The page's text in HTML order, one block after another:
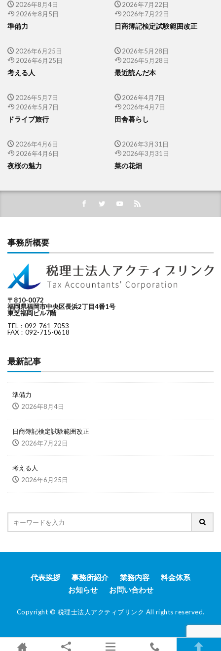
2026年8月4日
2026年8月5日
準備力
2026年7月22日
2026年7月22日
日商簿記検定試験範囲改正
2026年6月25日
2026年6月25日
考える人
2026年5月28日
2026年5月28日
最近読んだ本
2026年5月7日
2026年5月7日
ドライブ旅行
2026年4月7日
2026年4月7日
田舎暮らし
2026年4月6日
2026年4月6日
夜桜の魅力
2026年3月31日
2026年3月31日
菜の花畑
事務所概要
〒810-0072
福岡県福岡市中央区長浜2丁目4番1号
東芝福岡ビル7階
TEL：092-761-7053
FAX：092-715-0618
最新記事
準備力
2026年8月4日
日商簿記検定試験範囲改正
2026年7月22日
考える人
2026年6月25日
代表挨拶 事務所紹介 業務内容
料金体系
お知らせ
お問い合わせ
Copyright © 税理士法人アクティブリンク All rights reserved.